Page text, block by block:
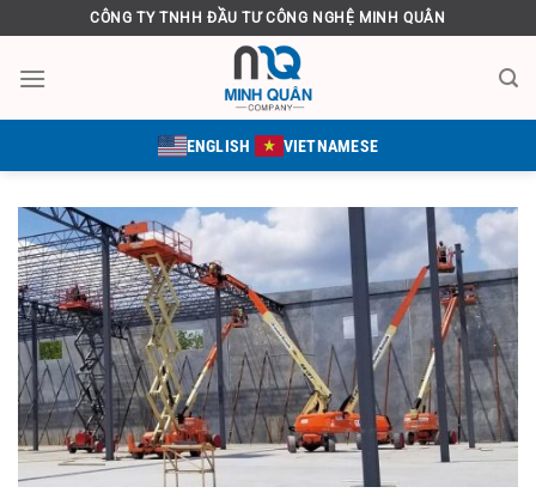
qua
nội
CÔNG TY TNHH ĐẦU TƯ CÔNG NGHỆ MINH QUÂN
ENGLISH VIETNAMESE